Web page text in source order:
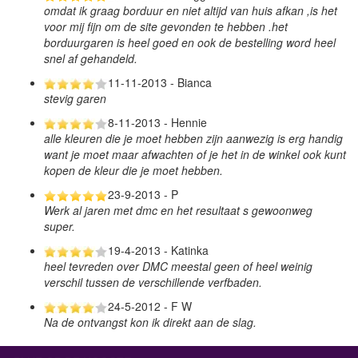
omdat ik graag borduur en niet altijd van huis afkan ,is het
voor mij fijn om de site gevonden te hebben .het
borduurgaren is heel goed en ook de bestelling word heel
snel af gehandeld.
11-11-2013 - Bianca
stevig garen
8-11-2013 - Hennie
alle kleuren die je moet hebben zijn aanwezig is erg handig
want je moet maar afwachten of je het in de winkel ook kunt
kopen de kleur die je moet hebben.
23-9-2013 - P
Werk al jaren met dmc en het resultaat s gewoonweg
super.
19-4-2013 - Katinka
heel tevreden over DMC meestal geen of heel weinig
verschil tussen de verschillende verfbaden.
24-5-2012 - F W
Na de ontvangst kon ik direkt aan de slag.